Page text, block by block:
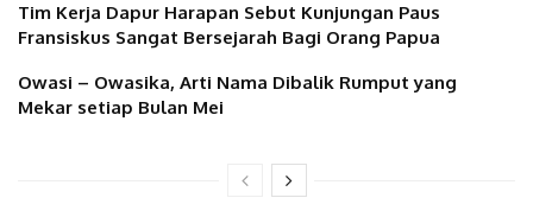
Tim Kerja Dapur Harapan Sebut Kunjungan Paus
Fransiskus Sangat Bersejarah Bagi Orang Papua
Owasi – Owasika, Arti Nama Dibalik Rumput yang
Mekar setiap Bulan Mei